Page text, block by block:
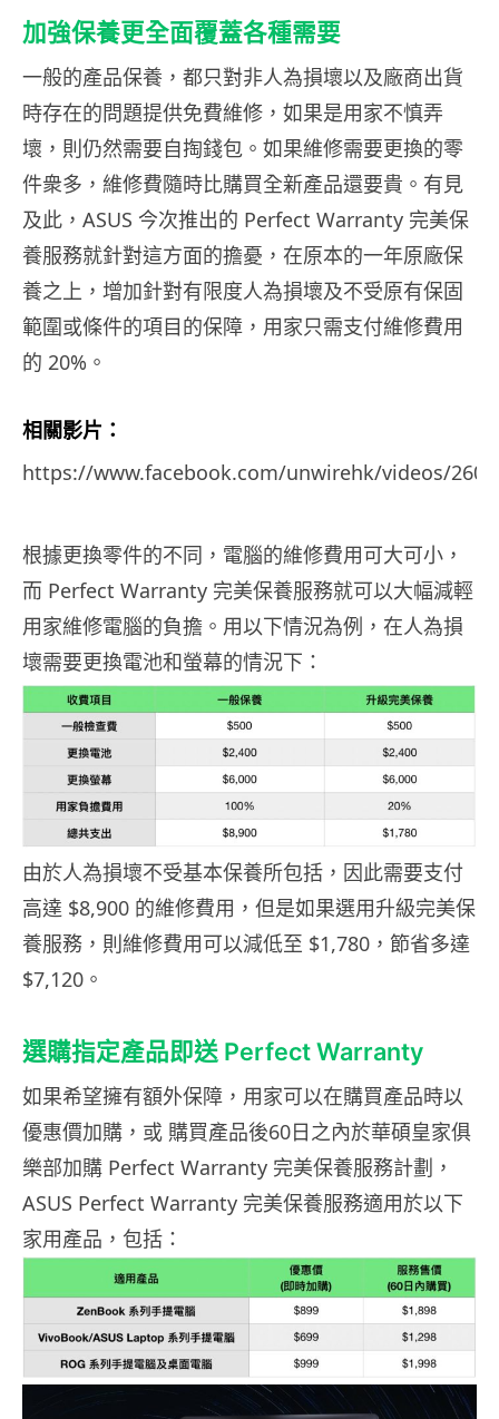
加強保養更全面覆蓋各種需要
一般的產品保養，都只對非人為損壞以及廠商出貨
時存在的問題提供免費維修，如果是用家不慎弄
壞，則仍然需要自掏錢包。如果維修需要更換的零
件衆多，維修費隨時比購買全新產品還要貴。有見
及此，ASUS 今次推出的 Perfect Warranty 完美保
養服務就針對這方面的擔憂，在原本的一年原廠保
養之上，增加針對有限度人為損壞及不受原有保固
範圍或條件的項目的保障，用家只需支付維修費用
的 20%。
相關影片：
https://www.facebook.com/unwirehk/videos/
根據更換零件的不同，電腦的維修費用可大可小，
而 Perfect Warranty 完美保養服務就可以大幅減輕
用家維修電腦的負擔。用以下情況為例，在人為損
壞需要更換電池和螢幕的情況下：
由於人為損壞不受基本保養所包括，因此需要支付
高達 $8,900 的維修費用，但是如果選用升級完美保
養服務，則維修費用可以減低至 $1,780，節省多達
$7,120。
選購指定產品即送 Perfect Warranty
如果希望擁有額外保障，用家可以在購買產品時以
優惠價加購，或 購買產品後60日之內於華碩皇家俱
樂部加購 Perfect Warranty 完美保養服務計劃，
ASUS Perfect Warranty 完美保養服務適用於以下
家用產品，包括：